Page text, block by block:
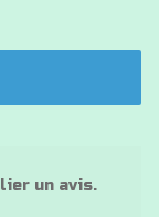
un avis.